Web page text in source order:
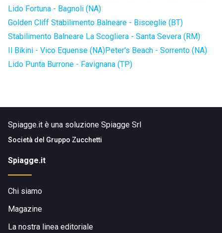
Lido Fortuna - Bagnoli (NA)
Golden Cliff Stabilimento Balneare - Bisceglie (BT)
Stabilimento Balneare La Scogliera - Santa Severa (RM)
Il Bikini - Vico Equense (NA)Peter's Beach - Sorrento (NA)
Lido Punta Burrone - Favignana (TP)
Spiagge.it è una soluzione Spiagge Srl
Società del Gruppo Zucchetti
Spiagge.it
Chi siamo
Magazine
La nostra linea editoriale